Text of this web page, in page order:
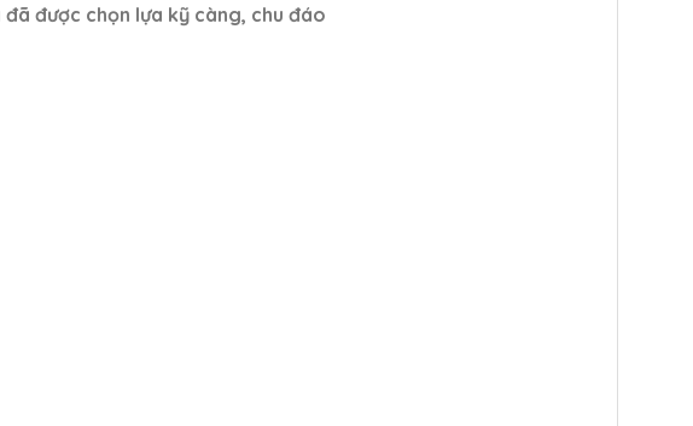
được chọn lựa kỹ càng, chu đáo